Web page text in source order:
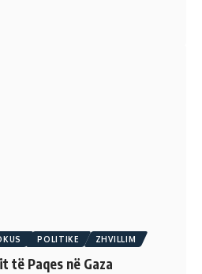
POLITIKE ZHVILLIM
të Paqes në Gaza